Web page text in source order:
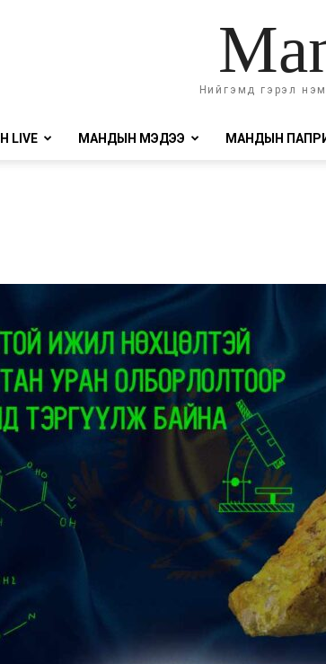
Нийгэмд гэрэл
LIVE МАНДЫН МЭДЭЭ МАНДЫН